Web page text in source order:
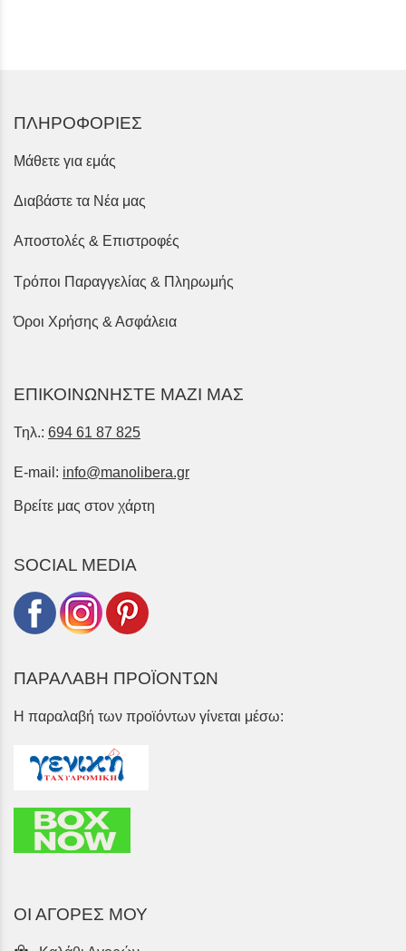
ΠΛΗΡΟΦΟΡΙΕΣ
Μάθετε για εμάς
Διαβάστε τα Νέα μας
Αποστολές & Επιστροφές
Τρόποι Παραγγελίας & Πληρωμής
Όροι Χρήσης & Ασφάλεια
ΕΠΙΚΟΙΝΩΝΗΣΤΕ ΜΑΖΙ ΜΑΣ
Τηλ.: 694 61 87 825
E-mail: info@manolibera.gr
Βρείτε μας στον χάρτη
SOCIAL MEDIA
ΠΑΡΑΛΑΒΗ ΠΡΟΪΟΝΤΩΝ
Η παραλαβή των προϊόντων γίνεται μέσω:
ΟΙ ΑΓΟΡΕΣ ΜΟΥ